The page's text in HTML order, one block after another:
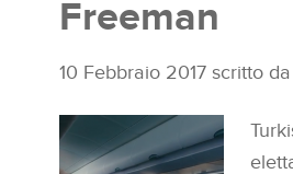
Freeman
10 Febbraio 2017 scritto da